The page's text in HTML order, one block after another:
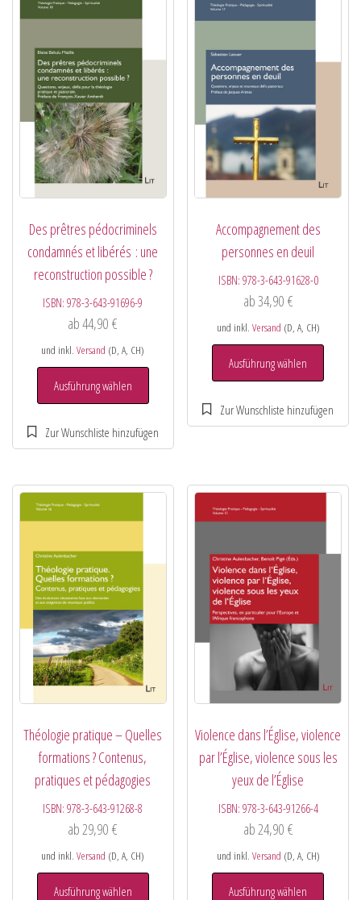
Des prêtres pédocriminels
condamnés et libérés : une
reconstruction possible ?
ISBN:978-3-643-91696-9
ab44,90€
und inkl.Versand (D, A, CH)
Ausführung wählen
Accompagnement des
personnes en deuil
ISBN: 978-3-643-91628-0
ab34,90 €
und inkl. Versand (D, A, CH)
Ausführung wählen
Théologie pratique – Quelles
formations ? Contenus,
pratiques et pédagogies
ISBN:978-3-643-91268-8
ab 29,90€
und inkl.Versand (D, A, CH)
Ausführung wählen
Violence dans l’Église, violence
par l’Église, violence sous les
yeux de l’Église
ISBN: 978-3-643-91266-4
ab 24,90 €
und inkl. Versand (D, A, CH)
Ausführung wählen